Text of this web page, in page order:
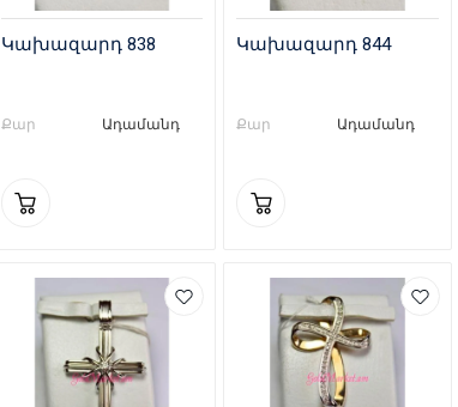
Կախազարդ 838
Քար Ադամանդ
Կախազարդ 844
Քար Ադամանդ